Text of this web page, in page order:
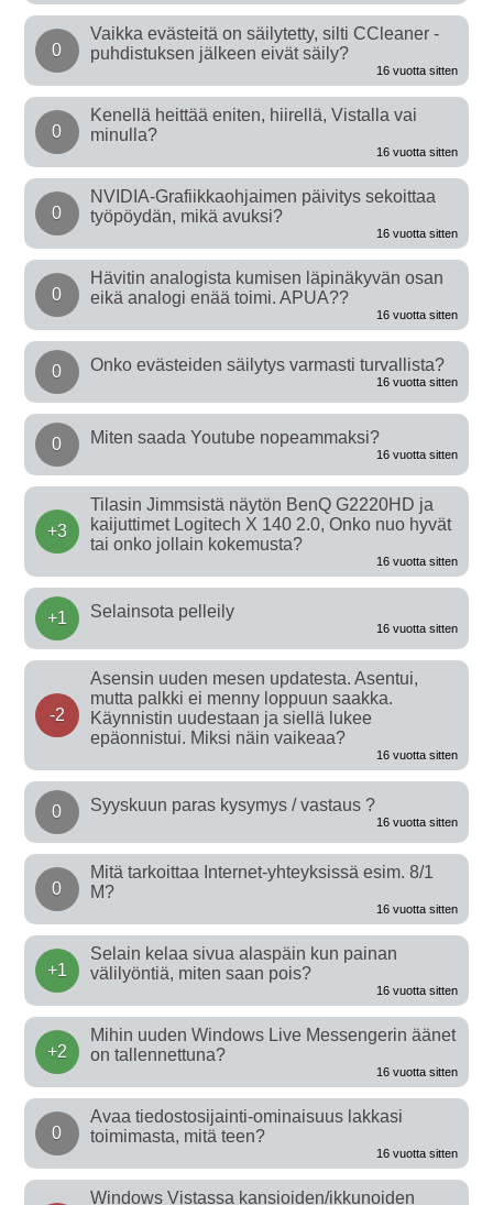
0
Vaikka evästeitä on säilytetty, silti CCleaner -
puhdistuksen jälkeen eivät säily?
16 vuotta sitten
0
Kenellä heittää eniten, hiirellä, Vistalla vai
minulla?
16 vuotta sitten
0
NVIDIA-Grafiikkaohjaimen päivitys sekoittaa
työpöydän, mikä avuksi?
16 vuotta sitten
0
Hävitin analogista kumisen läpinäkyvän osan
eikä analogi enää toimi. APUA??
16 vuotta sitten
0 Onko evästeiden säilytys varmasti turvallista?
16 vuotta sitten
0 Miten saada Youtube nopeammaksi?
16 vuotta sitten
+3
Tilasin Jimmsistä näytön BenQ G2220HD ja
kaijuttimet Logitech X 140 2.0, Onko nuo hyvät
tai onko jollain kokemusta?
16 vuotta sitten
+1 Selainsota pelleily
16 vuotta sitten
-2
Asensin uuden mesen updatesta. Asentui,
mutta palkki ei menny loppuun saakka.
Käynnistin uudestaan ja siellä lukee
epäonnistui. Miksi näin vaikeaa?
16 vuotta sitten
0 Syyskuun paras kysymys / vastaus ?
16 vuotta sitten
0
Mitä tarkoittaa Internet-yhteyksissä esim. 8/1
M?
16 vuotta sitten
+1
Selain kelaa sivua alaspäin kun painan
välilyöntiä, miten saan pois?
16 vuotta sitten
+2
Mihin uuden Windows Live Messengerin äänet
on tallennettuna?
16 vuotta sitten
0
Avaa tiedostosijainti-ominaisuus lakkasi
toimimasta, mitä teen?
16 vuotta sitten
Windows Vistassa kansioiden/ikkunoiden